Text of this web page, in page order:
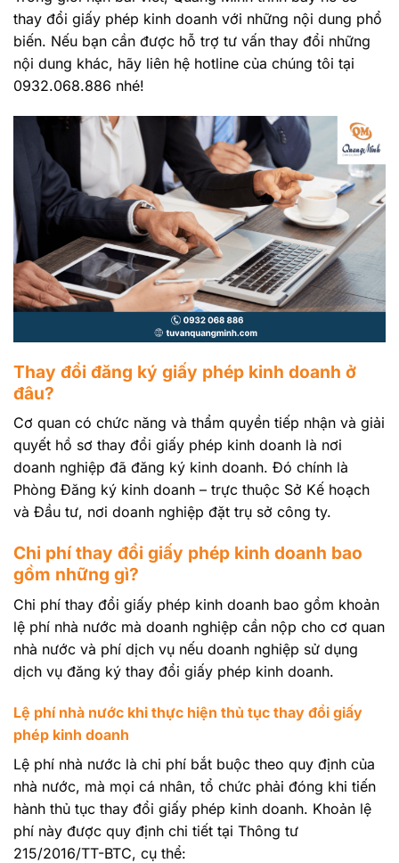
thay đổi giấy phép kinh doanh với những nội dung phổ
biến. Nếu bạn cần được hỗ trợ tư vấn thay đổi những
nội dung khác, hãy liên hệ hotline của chúng tôi tại
0932.068.886 nhé!
Thay đổi đăng ký giấy phép kinh doanh ở
đâu?
Cơ quan có chức năng và thẩm quyền tiếp nhận và giải
quyết hồ sơ thay đổi giấy phép kinh doanh là nơi
doanh nghiệp đã đăng ký kinh doanh. Đó chính là
Phòng Đăng ký kinh doanh – trực thuộc Sở Kế hoạch
và Đầu tư, nơi doanh nghiệp đặt trụ sở công ty.
Chi phí thay đổi giấy phép kinh doanh bao
gồm những gì?
Chi phí thay đổi giấy phép kinh doanh bao gồm khoản
lệ phí nhà nước mà doanh nghiệp cần nộp cho cơ quan
nhà nước và phí dịch vụ nếu doanh nghiệp sử dụng
dịch vụ đăng ký thay đổi giấy phép kinh doanh.
Lệ phí nhà nước khi thực hiện thủ tục thay đổi giấy
phép kinh doanh
Lệ phí nhà nước là chi phí bắt buộc theo quy định của
nhà nước, mà mọi cá nhân, tổ chức phải đóng khi tiến
hành thủ tục thay đổi giấy phép kinh doanh. Khoản lệ
phí này được quy định chi tiết tại Thông tư
215/2016/TT-BTC, cụ thể: